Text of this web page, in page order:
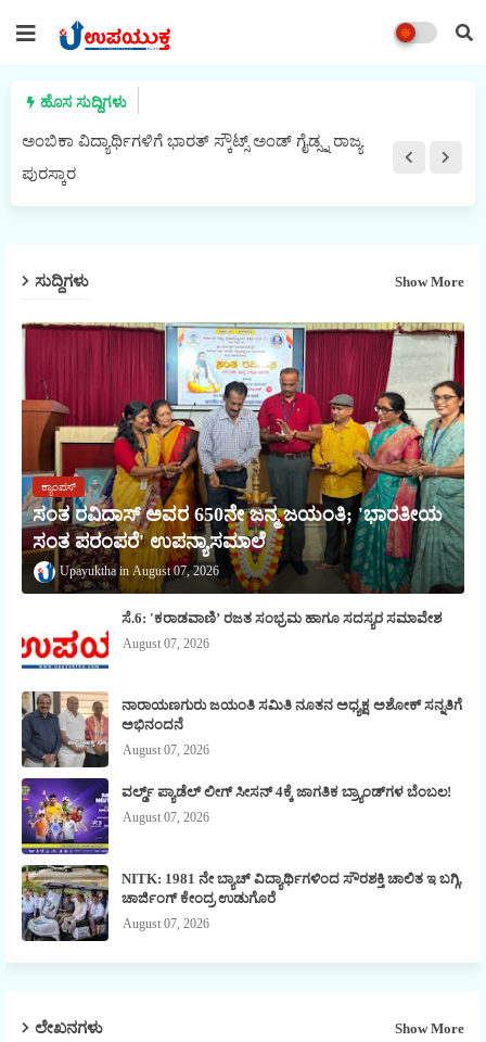
ಹೊಸ ಸುದ್ದಿಗಳು
ಅಂಬಿಕಾ ವಿದ್ಯಾರ್ಥಿಗಳಿಗೆ ಭಾರತ್ ಸ್ಕೌಟ್ಸ್ ಅಂಡ್ ಗೈಡ್ಸ್ನ ರಾಜ್ಯ
ಪುರಸ್ಕಾರ
ಸುದ್ದಿಗಳು Show More
ಕ್ಯಾಂಪಸ್
ಸಂತ ರವಿದಾಸ್ ಅವರ 650ನೇ ಜನ್ಮ ಜಯಂತಿ; 'ಭಾರತೀಯ
ಸಂತ ಪರಂಪರೆ' ಉಪನ್ಯಾಸಮಾಲೆ
Upayuktha August 07, 2026
ಸೆ.6: 'ಕರಾಡವಾಣಿ’ ರಜತ ಸಂಭ್ರಮ ಹಾಗೂ ಸದಸ್ಯರ ಸಮಾವೇಶ
August 07, 2026
ನಾರಾಯಣಗುರು ಜಯಂತಿ ಸಮಿತಿ ನೂತನ ಅಧ್ಯಕ್ಷ ಅಶೋಕ್ ಸನ್ನತಿಗೆ
ಅಭಿನಂದನೆ
August 07, 2026
ವರ್ಲ್ಡ್ ಪ್ಯಾಡೆಲ್ ಲೀಗ್ ಸೀಸನ್ 4ಕ್ಕೆ ಜಾಗತಿಕ ಬ್ರ್ಯಾಂಡ್‌ಗಳ ಬೆಂಬಲ!
August 07, 2026
NITK: 1981 ನೇ ಬ್ಯಾಚ್ ವಿದ್ಯಾರ್ಥಿಗಳಿಂದ ಸೌರಶಕ್ತಿ ಚಾಲಿತ ಇ ಬಗ್ಗಿ,
ಚಾರ್ಜಿಂಗ್ ಕೇಂದ್ರ ಉಡುಗೊರೆ
August 07, 2026
ಲೇಖನಗಳು Show More